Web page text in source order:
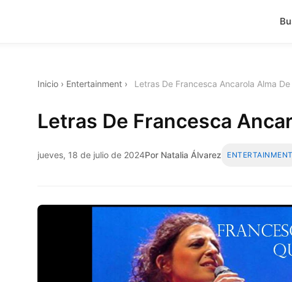
Inicio › Entertainment › Letras De Francesca Ancarola Alma
Letras De Francesca
jueves, 18 de julio de 2024Por Natalia Álvarez ENTERTAINMENT